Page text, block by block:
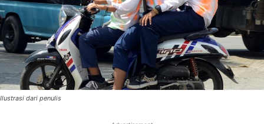
Ilustrasi dari penulis